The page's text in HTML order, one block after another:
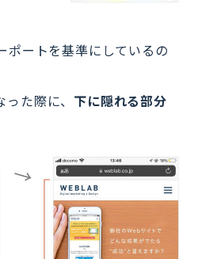
ポートを基準にしているの
た際に、 下に隠れる部分